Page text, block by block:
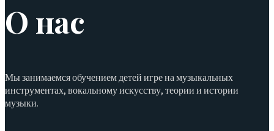
О нас
Мы занимаемся обучением детей игре на музыкальных
инструментах, вокальному искусству, теории и истории
музыки.